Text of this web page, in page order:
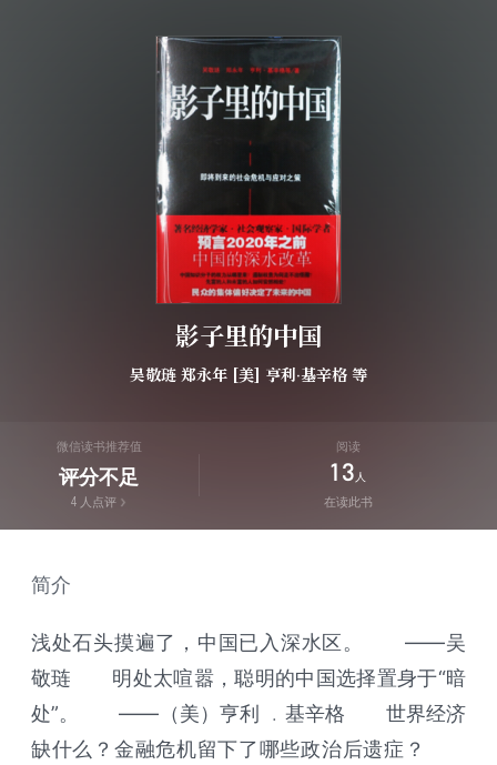
影子里的中国
吴敬琏 郑永年 [美] 亨利·基辛格 等
微信读书推荐值
评分不足
4 人点评
阅读
13 人
在读此书
简介
浅处石头摸遍了，中国已入深水区。 ——吴
敬琏 明处太喧嚣，聪明的中国选择置身于“暗
处”。 ——（美）亨利 ﹒基辛格 世界经济
缺什么？金融危机留下了哪些政治后遗症？